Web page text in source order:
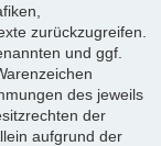
zurückzugreifen.
und ggf.
des jeweils
der
aufgrund der